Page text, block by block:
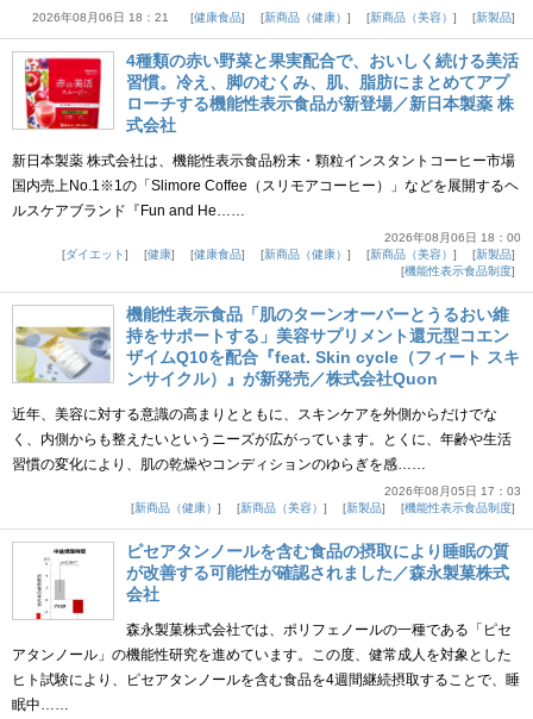
2026年08月06日 18：21 健康食品 新商品（健康） 新商品（美容） 新製品
4種類の赤い野菜と果実配合で、おいしく続ける美活
習慣。冷え、脚のむくみ、肌、脂肪にまとめてアプ
ローチする機能性表示食品が新登場／新日本製薬 株
式会社
新日本製薬 株式会社は、機能性表示食品粉末・顆粒インスタントコーヒー市場
国内売上No.1※1の「Slimore Coffee（スリモアコーヒー）」などを展開するヘ
ルスケアブランド『Fun and He……
2026年08月06日 18：00
ダイエット
健康 健康食品 新商品（健康） 新商品（美容）
新製品
機能性表示食品制度
機能性表示食品「肌のターンオーバーとうるおい維
持をサポートする」美容サプリメント還元型コエン
ザイムQ10を配合『feat. Skin cycle（フィート スキ
ンサイクル）』が新発売／株式会社Quon
近年、美容に対する意識の高まりとともに、スキンケアを外側からだけでな
く、内側からも整えたいというニーズが広がっています。とくに、年齢や生活
習慣の変化により、肌の乾燥やコンディションのゆらぎを感……
2026年08月05日 17：03
新商品（健康）
新商品（美容） 新製品 機能性表示食品制度
ピセアタンノールを含む食品の摂取により睡眠の質
が改善する可能性が確認されました／森永製菓株式
会社
森永製菓株式会社では、ポリフェノールの一種である「ピセ
アタンノール」の機能性研究を進めています。この度、健常成人を対象とした
ヒト試験により、ピセアタンノールを含む食品を4週間継続摂取することで、睡
眠中……